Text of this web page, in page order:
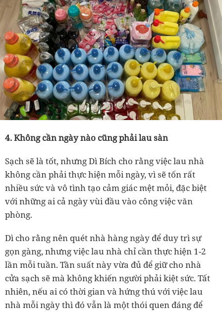
4. Không cần ngày nào cũng phải lau sàn
Sạch sẽ là tốt, nhưngDìBích cho rằng việc lau nhà
không cần phải thực hiện mỗi ngày, vì sẽ tốn rất
nhiều sức và vô tình tạo cảm giác mệt mỏi, đặc biệt
với những ai cả ngày vùi đầu vào công việc văn
phòng.
Dìcho rằng nên quét nhà hàng ngày để duy trì sự
gọn gàng, nhưng việc lau nhà chỉ cần thực hiện 1-2
lần mỗi tuần. Tần suất này vừa đủ để giữ cho nhà
cửa sạch sẽ mà không khiến người phải kiệt sức. Tất
nhiên, nếu ai có thời gian và hứng thú với việc lau
nhà mỗi ngày thì đó vẫn là một thói quen đáng để